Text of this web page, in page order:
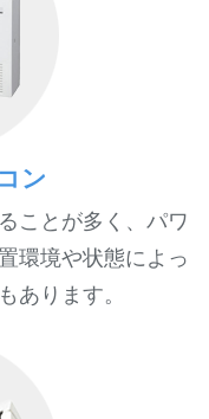
ン
ことが多く、パワ
環境や状態によっ
あります。